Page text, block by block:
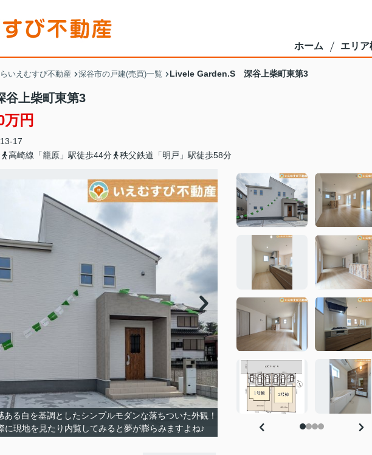
ホーム エリア
いえむすび不動産 深谷市の戸建(売買)一覧 Livele Garden.S 深谷上柴町東第3
上柴町東第3
円
17
高崎線「籠原」駅徒歩44分 秩父鉄道「明戸」駅徒歩58分
ある白を基調としたシンプルモダンな落ちついた外観！
に現地を見たり内覧してみると夢が膨らみますよね♪